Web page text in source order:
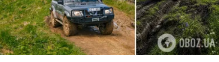
В высокогорье расположены альпийские и субальпийские
луга – редкие природные комплексы, которые
формировались на протяжении сотен лет
6 часов назад 519